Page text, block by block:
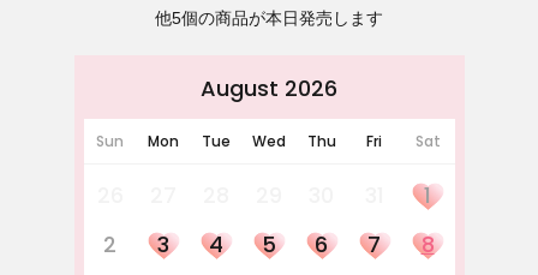
他5個の商品が本日発売します
August 2026
Sun Mon Tue Wed Thu Fri Sat
1
2
3 4 5 6 7
8